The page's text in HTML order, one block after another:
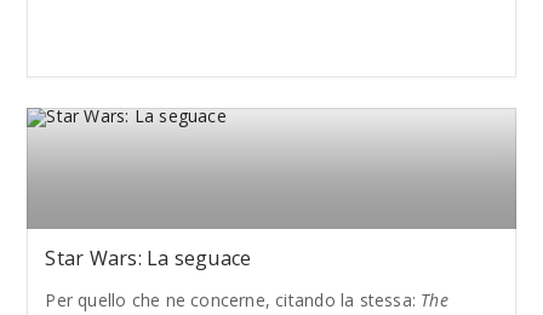
Star Wars: La seguace
Per quello che ne concerne, citando la stessa: The